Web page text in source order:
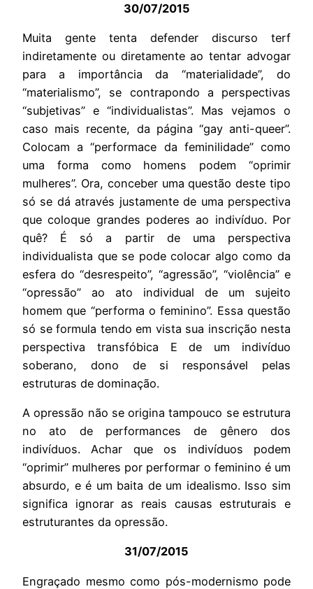
30/07/2015
Muita gente tenta defender discurso terf
indiretamente ou diretamente ao tentar advogar
para a importância da “materialidade”, do
“materialismo”, se contrapondo a perspectivas
“subjetivas” e “individualistas”. Mas vejamos o
caso mais recente, da página “gay anti-queer”.
Colocam a “performace da feminilidade” como
uma forma como homens podem “oprimir
mulheres”. Ora, conceber uma questão deste tipo
só se dá através justamente de uma perspectiva
que coloque grandes poderes ao indivíduo. Por
quê? É só a partir de uma perspectiva
individualista que se pode colocar algo como da
esfera do “desrespeito”, “agressão”, “violência” e
“opressão” ao ato individual de um sujeito
homem que “performa o feminino”. Essa questão
só se formula tendo em vista sua inscrição nesta
perspectiva transfóbica E de um indivíduo
soberano, dono de si responsável pelas
estruturas de dominação.
A opressão não se origina tampouco se estrutura
no ato de performances de gênero dos
indivíduos. Achar que os indivíduos podem
“oprimir” mulheres por performar o feminino é um
absurdo, e é um baita de um idealismo. Isso sim
significa ignorar as reais causas estruturais e
estruturantes da opressão.
31/07/2015
Engraçado mesmo como pós-modernismo pode